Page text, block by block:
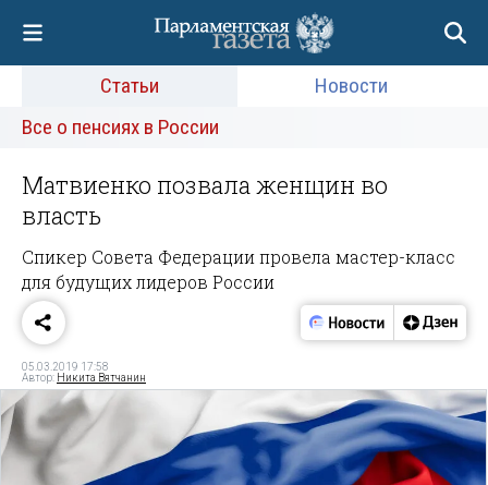
Статьи
Новости
Все о пенсиях в России
Матвиенко позвала женщин во
власть
Спикер Совета Федерации провела мастер-класс
для будущих лидеров России
05.03.2019 17:58
Автор: Никита Вятчанин